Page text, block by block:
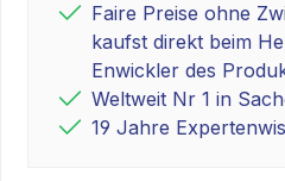
Faire Preise ohne
kaufst direkt beim
Enwickler des
Weltweit Nr 1 in
19 Jahre